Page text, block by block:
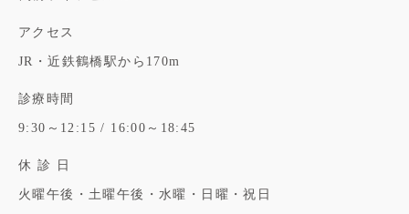
アクセス
JR・近鉄鶴橋駅から170m
診療時間
9:30～12:15 / 16:00～18:45
休 診 日
火曜午後・土曜午後・水曜・日曜・祝日